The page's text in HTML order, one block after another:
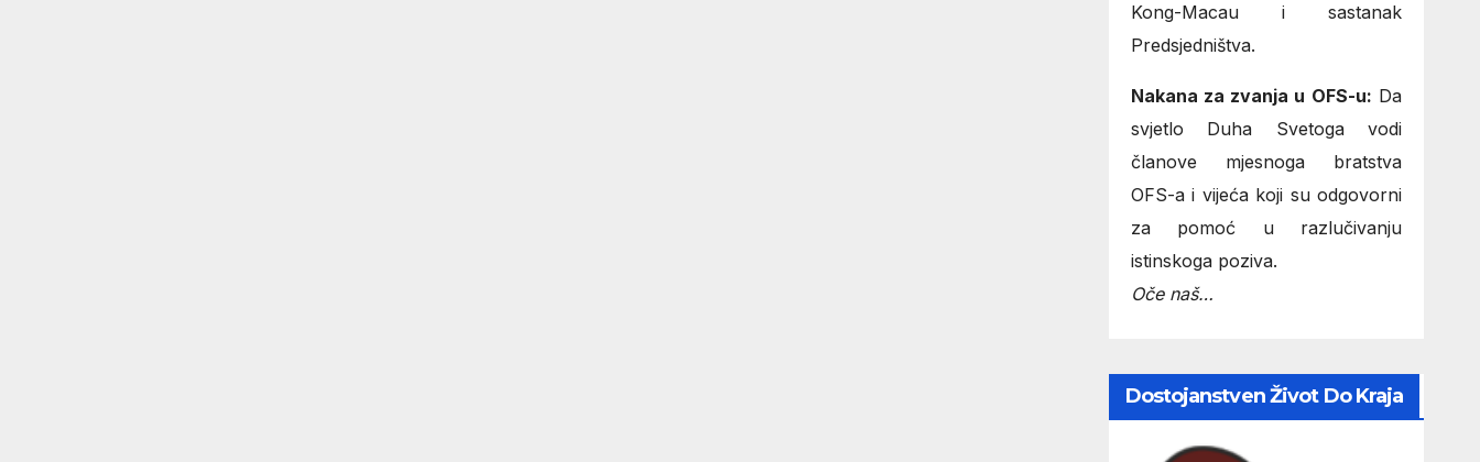
Kong-Macau i sastanak
Predsjedništva.
Nakana za zvanja u OFS-u: Da
svjetlo Duha Svetoga vodi
članove mjesnoga bratstva
OFS-a i vijeća koji su odgovorni
za pomoć u razlučivanju
istinskoga poziva.
Oče naš…
Dostojanstven Život Do Kraja